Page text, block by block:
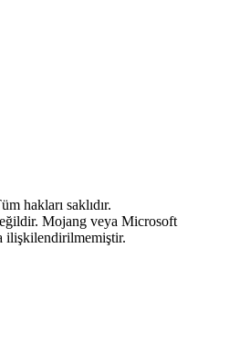
hakları saklıdır.
Mojang veya Microsoft
ilişkilendirilmemiştir.